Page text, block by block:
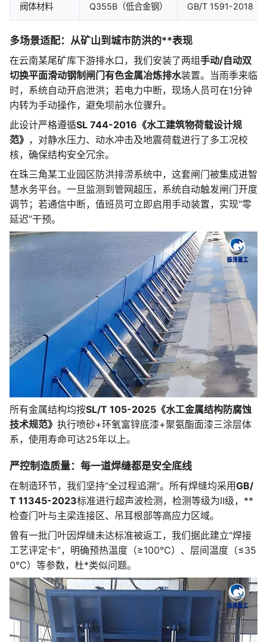
阀体材料 Q355B（低合金钢） GB/T 1591-2018
多场景适配：从矿山到城市防洪的**表现
在云南某尾矿库下游排水口，我们安装了两组手动/自动双
切换平面滑动钢制闸门有色金属冶炼排水装置。当雨季来临
时，系统自动开启泄洪；若电力中断，现场人员可在1分钟
内转为手动操作，避免坝前水位骤升。
此设计严格遵循SL 744-2016《水工建筑物荷载设计规
范》 ，对静水压力、动水冲击及地震荷载进行了多工况校
核，确保结构安全冗余。
在珠三角某工业园区防洪排涝系统中，这套闸门被集成进智
慧水务平台。一旦监测到管网超压，系统自动触发闸门开度
调节；若通信中断，值班员可立即启用手动装置，实现“零
延迟”干预。
所有金属结构均按SL/T 105-2025《水工金属结构防腐蚀
技术规范》 执行喷砂+环氧富锌底漆+聚氨酯面漆三涂层体
系，使用寿命可达25年以上。
严控制造质量：每一道焊缝都是安全底线
在制造环节，我们坚持“全过程追溯”。所有焊缝均采用GB/
T 11345-2023标准进行超声波检测，检测等级为Ⅱ级，**
检查门叶与主梁连接区、吊耳根部等高应力区域。
曾有一批门叶因焊缝未达标准被返工，我们据此建立“焊接
工艺评定卡”，明确预热温度（≥100℃）、层间温度（≤35
0℃）等参数，杜*类似问题。